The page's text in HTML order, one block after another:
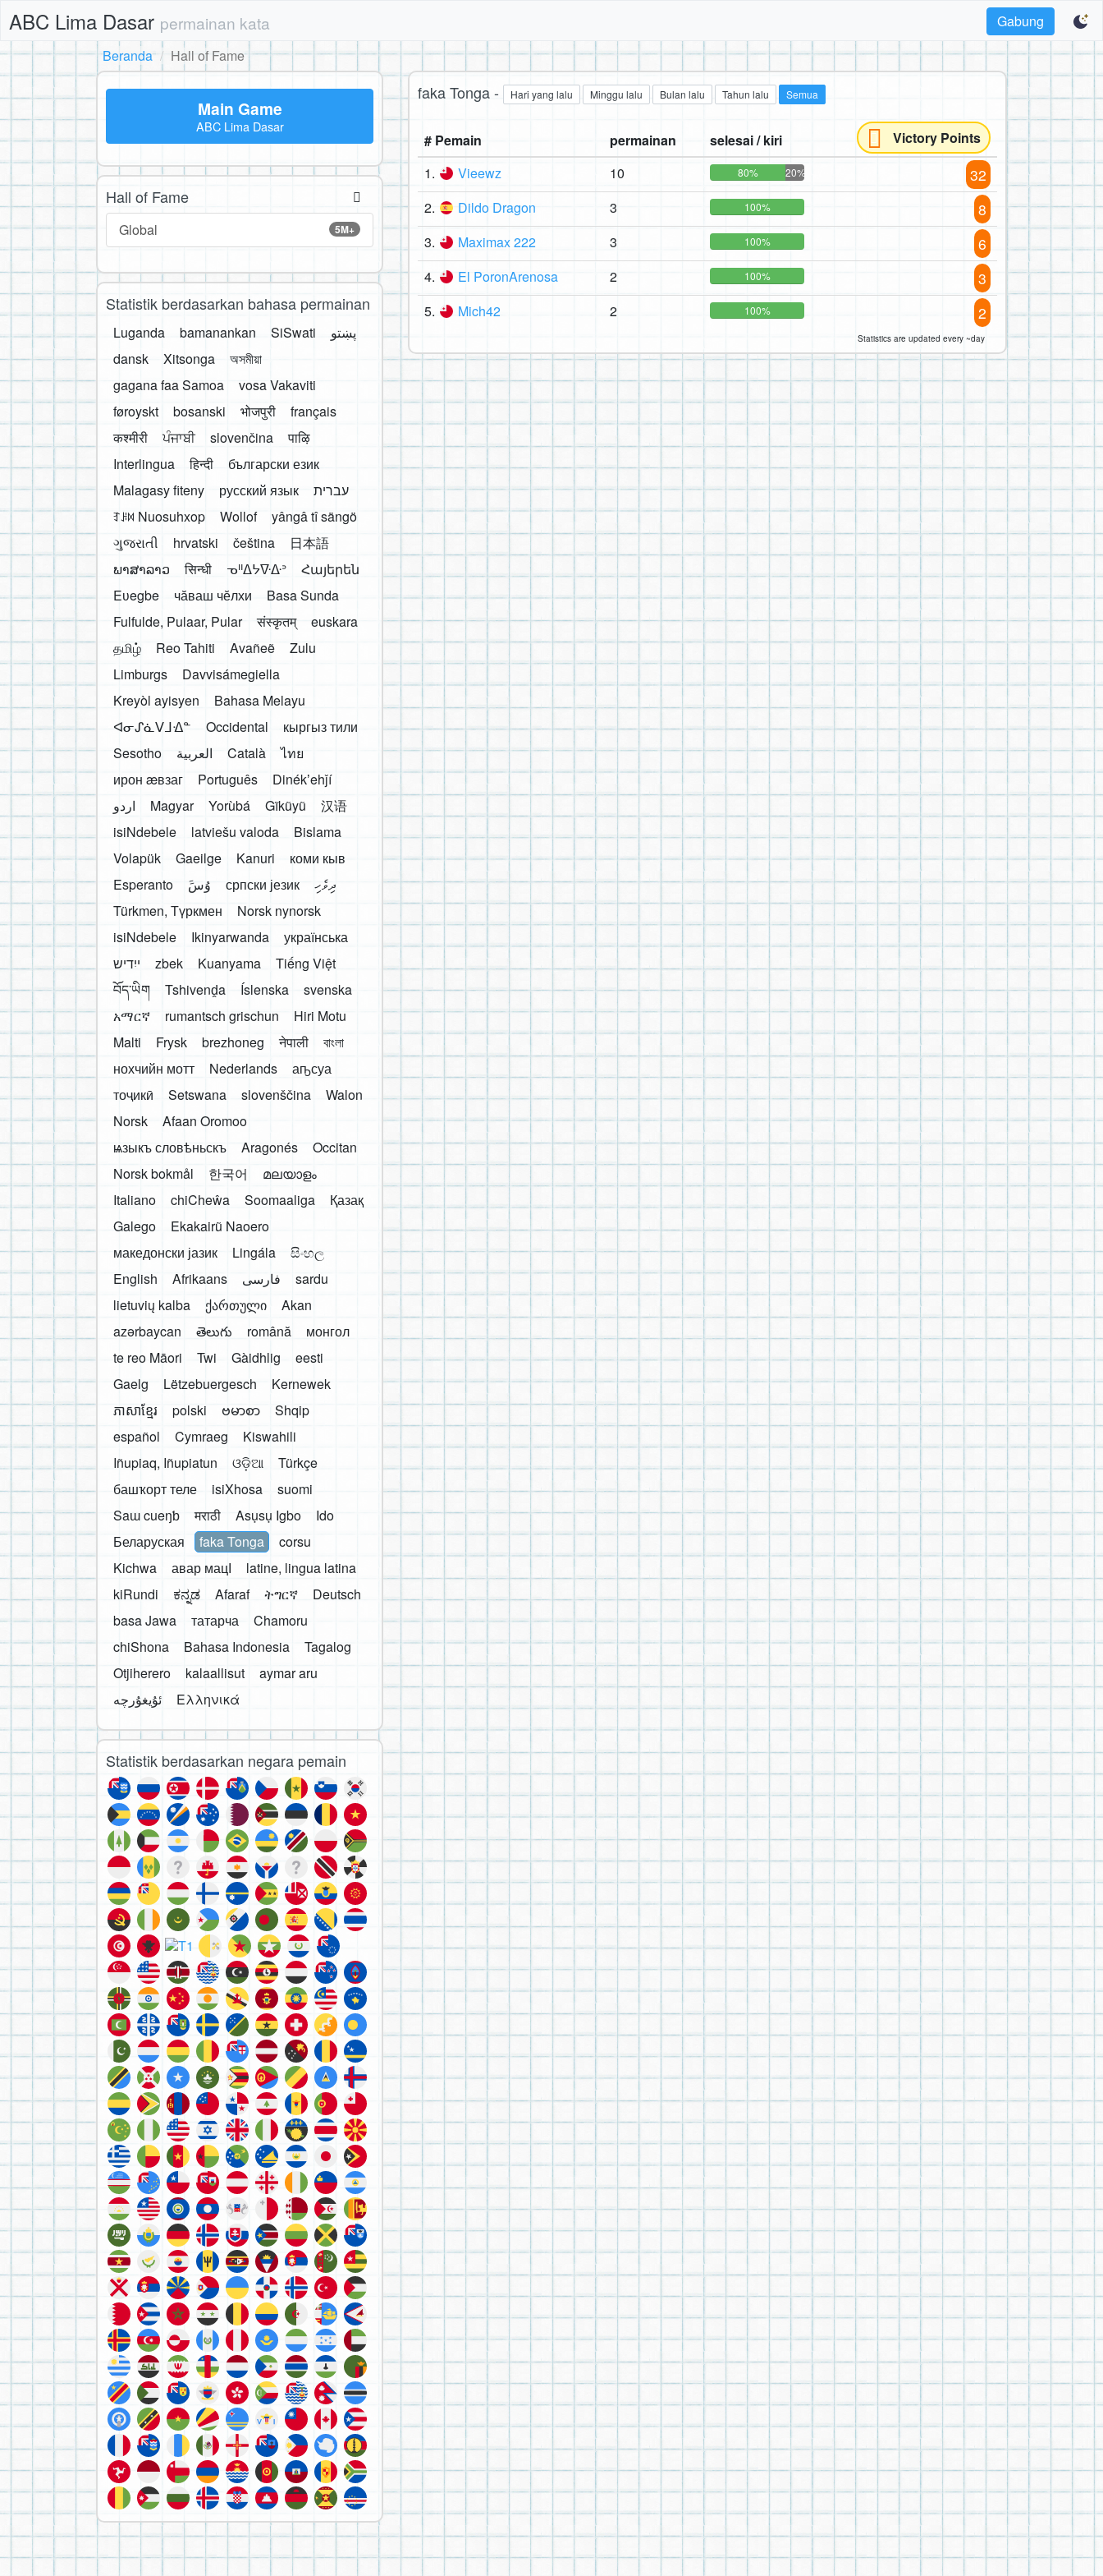
ABC Lima Dasar permainan kata
Gabung
Beranda
Hall of Fame
faka Tonga - Hari yang lalu Minggu lalu Bulan lalu Tahun lalu Semua
# Pemain permainan selesai / kiri
Victory Points
1.
Vieewz 10 80% 20% 32
2. Dildo Dragon 3 100% 8
3. Maximax 222 3 100% 6
4. El PoronArenosa 2 100% 3
5. Mich42 2 100% 2
Statistics are updated every ~day
Main Game
ABC Lima Dasar
Hall of Fame
5M+
Global
Statistik berdasarkan bahasa permainan
Luganda bamanankan SiSwati
پښتو
dansk
Xitsonga
অসমীয়া
gagana faa Samoa
vosa Vakaviti
føroyskt
bosanski भोजपुरी
français
कश्मीरी
ਪੰਜਾਬੀ slovenčina
पाऴि
Interlingua
हिन्दी
български език
Malagasy fiteny
русский язык
עברית
ꆈꌠ꒿ Nuosuhxop
Wollof
yângâ tî sängö
ગુજરાતી
hrvatski čeština
日本語
ພາສາລາວ
सिन्धी ᓀᐦᐃᔭᐍᐏᐣ
Հայերեն
Eʋegbe
чӑваш чӗлхи
Basa Sunda
Fulfulde, Pulaar, Pular
संस्कृतम्
euskara
தமிழ்
Reo Tahiti Avañeẽ
Zulu
Limburgs
Davvisámegiella
Kreyòl ayisyen
Bahasa Melayu
ᐊᓂᔑᓈᐯᒧᐎᓐ
Occidental
кыргыз тили
Sesotho
العربية Català
ไทย
ирон æвзаг
Português
Dinékʼehǰí
اردو
Magyar Yorùbá Gĩkũyũ
汉语
isiNdebele
latviešu valoda
Bislama
Volapük
Gaeilge Kanuri
коми кыв
Esperanto
َوُسَ српски језик
ދިވެހި
Türkmen, Түркмен
Norsk nynorsk
isiNdebele
Ikinyarwanda
українська
ייִדיש
zbek Kuanyama
Tiếng Việt
བོད་ཡིག
Tshivenḓa Íslenska
svenska
አማርኛ
rumantsch grischun
Hiri Motu
Malti
Frysk brezhoneg नेपाली
বাংলা
нохчийн мотт
Nederlands
аҧсуа
тоҷикӣ
Setswana slovenščina
Walon
Norsk
Afaan Oromoo
ѩзыкъ словѣньскъ
Aragonés
Occitan
Norsk bokmål
한국어
മലയാളം
Italiano
chiCheŵa Soomaaliga
Қазақ
Galego
Ekakairũ Naoero
македонски јазик
Lingála
සිංහල
English
Afrikaans فارسی
sardu
lietuvių kalba
ქართული
Akan
azərbaycan
తెలుగు română
монгол
te reo Māori
Twi Gàidhlig
eesti
Gaelg
Lëtzebuergesch
Kernewek
ភាសាខ្មែរ
polski ဗမာစာ
Shqip
español
Cymraeg
Kiswahili
Iñupiaq, Iñupiatun
ଓଡ଼ିଆ
Türkçe
башҡорт теле
isiXhosa
suomi
Saɯ cueŋƅ
मराठी Asụsụ Igbo
Ido
Беларуская
faka Tonga
corsu
Kichwa
авар мацӀ
latine, lingua latina
kiRundi
ಕನ್ನಡ Afaraf ትግርኛ
Deutsch
basa Jawa
татарча
Chamoru
chiShona
Bahasa Indonesia
Tagalog
Otjiherero
kalaallisut
aymar aru
Ελληνικά
Statistik berdasarkan negara pemain